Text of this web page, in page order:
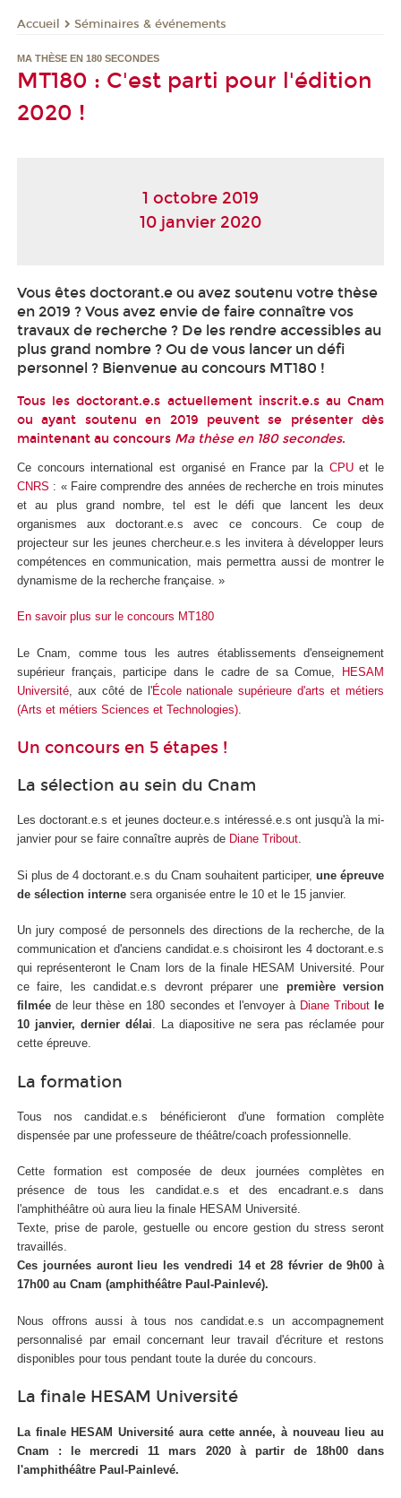
Accueil Séminaires & événements
MA THÈSE EN 180 SECONDES
MT180 : C'est parti pour l'édition
2020 !
1 octobre 2019
10 janvier 2020
Vous êtes doctorant.e ou avez soutenu votre thèse
en 2019 ? Vous avez envie de faire connaître vos
travaux de recherche ? De les rendre accessibles au
plus grand nombre ? Ou de vous lancer un défi
personnel ? Bienvenue au concours MT180 !
Tous les doctorant.e.s actuellement inscrit.e.s au Cnam
ou ayant soutenu en 2019 peuvent se présenter dès
maintenant au concours Ma thèse en 180 secondes.
Ce concours international est organisé en France par la CPUet le
CNRS : « Faire comprendre des années de recherche en trois minutes
et au plus grand nombre, tel est le défi que lancent les deux
organismes aux doctorant.e.s avec ce concours. Ce coup de
projecteur sur les jeunes chercheur.e.s les invitera à développer leurs
compétences en communication, mais permettra aussi de montrer le
dynamisme de la recherche française. »
En savoir plus sur le concours MT180
Le Cnam, comme tous les autres établissements d'enseignement
supérieur français, participe dans le cadre de sa Comue, HESAM
Université , aux côté de l'École nationale supérieure d'arts et métiers
(Arts et métiers Sciences et Technologies)
Un concours en 5 étapes !
La sélection au sein du Cnam
Les doctorant.e.s et jeunes docteur.e.s intéressé.e.s ont jusqu'à la mi-
janvier pour se faire connaître auprès de Diane Tribout.
Si plus de 4 doctorant.e.s du Cnam souhaitent participer, une épreuve
de sélection interne sera organisée entre le 10 et le 15 janvier.
Un jury composé de personnels des directions de la recherche, de la
communication et d'anciens candidat.e.s choisiront les 4 doctorant.e.s
qui représenteront le Cnam lors de la finale HESAM Université. Pour
ce faire, les candidat.e.s devront préparer une première version
filmée de leur thèse en 180 secondes et l'envoyer à Diane Tribout
le
10 janvier, dernier délai. La diapositive ne sera pas réclamée pour
cette épreuve.
La formation
Tous nos candidat.e.s bénéficieront d'une formation complète
dispensée par une professeure de théâtre/coach professionnelle.
Cette formation est composée de deux journées complètes en
présence de tous les candidat.e.s et des encadrant.e.s dans
l'amphithéâtre où aura lieu la finale HESAM Université.
Texte, prise de parole, gestuelle ou encore gestion du stress seront
travaillés.
Ces journées auront lieu les vendredi 14 et 28 février de 9h00 à
17h00 au Cnam (amphithéâtre Paul-Painlevé).
Nous offrons aussi à tous nos candidat.e.s un accompagnement
personnalisé par email concernant leur travail d'écriture et restons
disponibles pour tous pendant toute la durée du concours.
La finale HESAM Université
La finale HESAM Université aura cette année, à nouveau lieu au
Cnam : le mercredi 11 mars 2020 à partir de 18h00 dans
l'amphithéâtre Paul-Painlevé.